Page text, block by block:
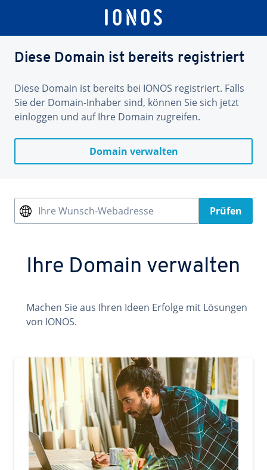
Diese Domain ist bereits registriert
Diese Domain ist bereits bei IONOS registriert. Falls
Sie der Domain-Inhaber sind, können Sie sich jetzt
einloggen und auf Ihre Domain zugreifen.
Domain verwalten
Ihre Wunsch-Webadresse Prüfen
Ihre Domain verwalten
Machen Sie aus Ihren Ideen Erfolge mit Lösungen
von IONOS.